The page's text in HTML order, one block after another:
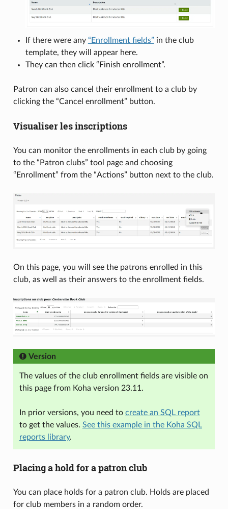
If there were any “Enrollment fields” in the club
template, they will appear here.
They can then click “Finish enrollment”.
Patron can also cancel their enrollment to a club by
clicking the “Cancel enrollment” button.
Visualiser les inscriptions
You can monitor the enrollments in each club by going
to the “Patron clubs” tool page and choosing
“Enrollment” from the “Actions” button next to the club.
On this page, you will see the patrons enrolled in this
club, as well as their answers to the enrollment fields.
Version
The values of the club enrollment fields are visible on
this page from Koha version 23.11.
In prior versions, you need to create an SQL report
to get the values. See this example in the Koha SQL
reports library.
Placing a hold for a patron club
You can place holds for a patron club. Holds are placed
for club members in a random order.